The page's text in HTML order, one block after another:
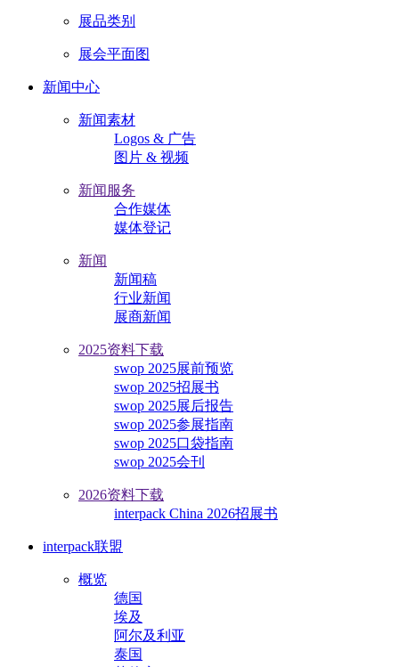
展品类别
展会平面图
新闻中心
新闻素材
Logos & 广告
图片 & 视频
新闻服务
合作媒体
媒体登记
新闻
新闻稿
行业新闻
展商新闻
2025资料下载
swop 2025展前预览
swop 2025招展书
swop 2025展后报告
swop 2025参展指南
swop 2025口袋指南
swop 2025会刊
2026资料下载
interpack China 2026招展书
interpack联盟
概览
德国
埃及
阿尔及利亚
泰国